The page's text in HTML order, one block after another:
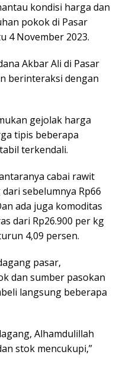
kondisi harga dan
pokok di Pasar
4 November 2023.
Akbar Ali di Pasar
berinteraksi dengan
gejolak harga
tipis beberapa
terkendali.
cabai rawit
sebelumnya Rp66
ada juga komoditas
dari Rp26.900 per kg
4,09 persen.
pasar,
dan sumber pasokan
langsung beberapa
Alhamdulillah
stok mencukupi,”